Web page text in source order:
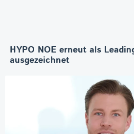
HYPO NOE erneut als
ausgezeichnet